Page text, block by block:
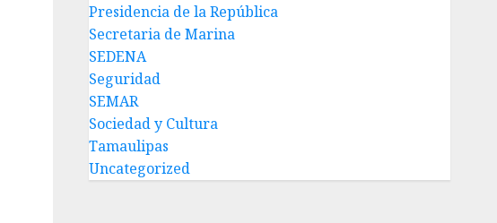
Presidencia de la República
Secretaria de Marina
SEDENA
Seguridad
SEMAR
Sociedad y Cultura
Tamaulipas
Uncategorized